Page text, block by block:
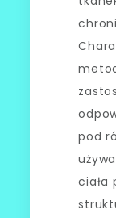
pod
ciała